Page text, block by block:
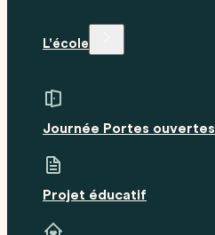
L'école
Journée Portes ouvertes
Projet éducatif